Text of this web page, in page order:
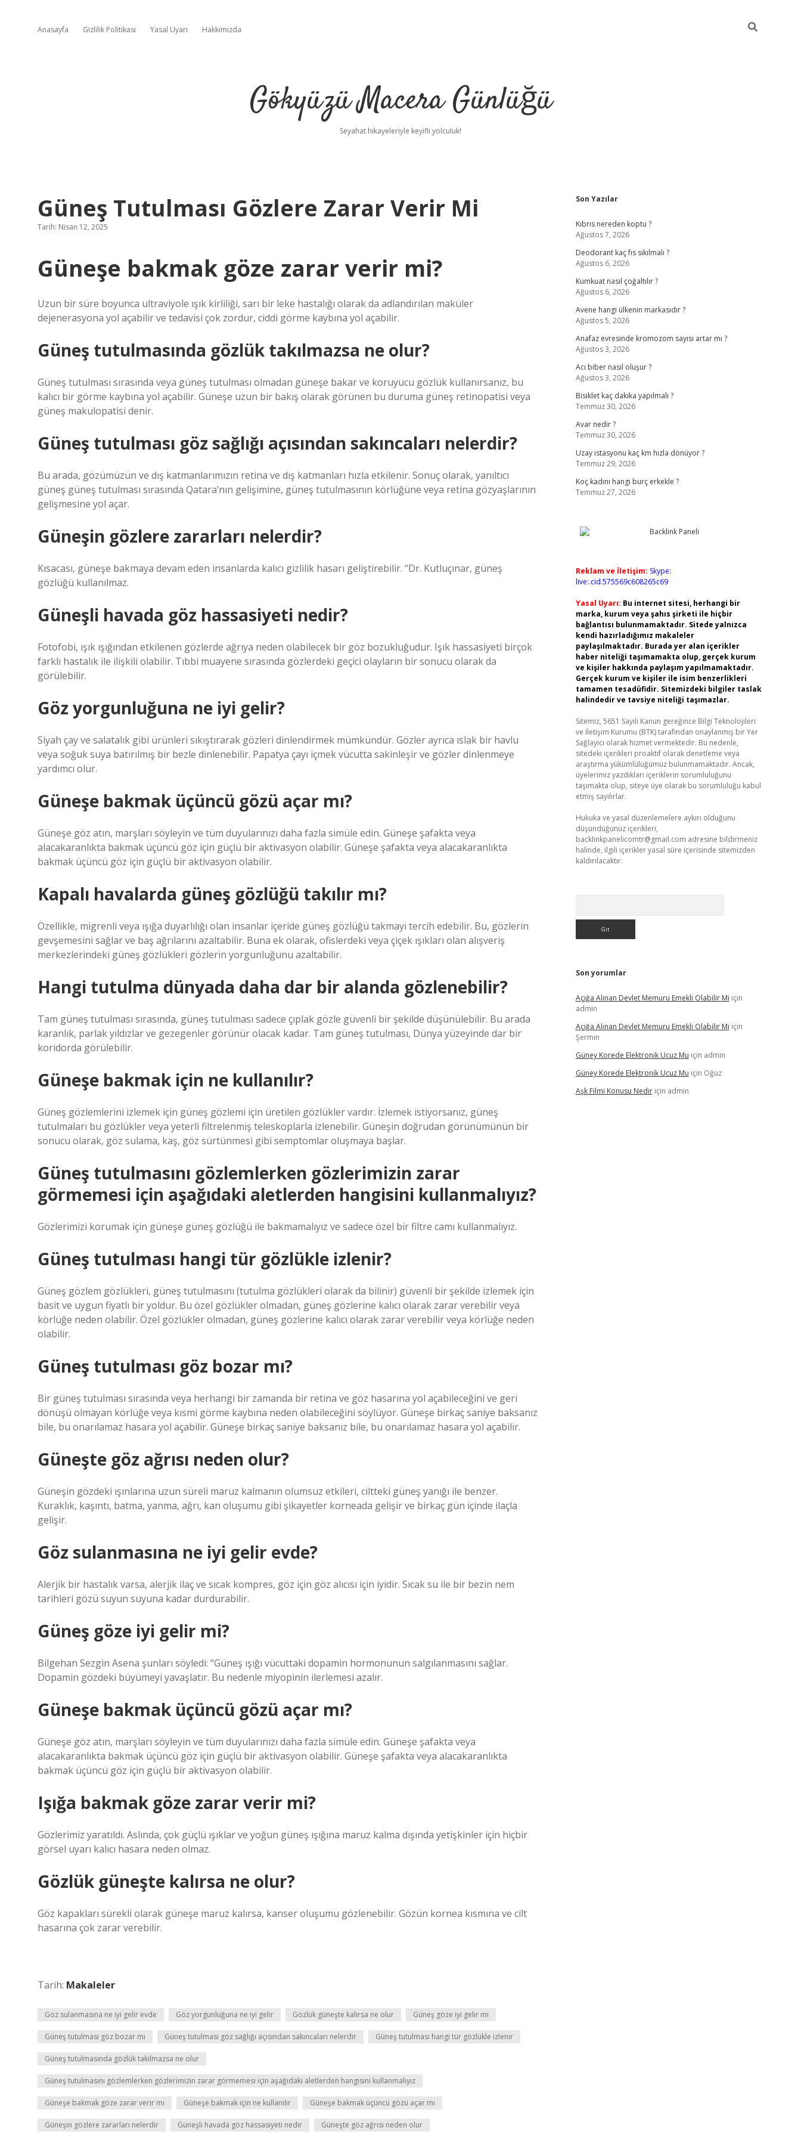
Anasayfa Gizlilik Politikası Yasal Uyarı Hakkımızda
Gökyüzü Macera Günlüğü
Seyahat hikayeleriyle keyifli yolculuk!
Güneş Tutulması Gözlere Zarar Verir Mi
Tarih: Nisan 12, 2025
Güneşe bakmak göze zarar verir mi?
Uzun bir süre boyunca ultraviyole ışık kirliliği, sarı bir leke hastalığı olarak da adlandırılan maküler
dejenerasyona yol açabilir ve tedavisi çok zordur, ciddi görme kaybına yol açabilir.
Güneş tutulmasında gözlük takılmazsa ne olur?
Güneş tutulması sırasında veya güneş tutulması olmadan güneşe bakar ve koruyucu gözlük kullanırsanız, bu
kalıcı bir görme kaybına yol açabilir. Güneşe uzun bir bakış olarak görünen bu duruma güneş retinopatisi veya
güneş makulopatisi denir.
Güneş tutulması göz sağlığı açısından sakıncaları nelerdir?
Bu arada, gözümüzün ve dış katmanlarımızın retina ve dış katmanları hızla etkilenir. Sonuç olarak, yanıltıcı
güneş güneş tutulması sırasında Qatara’nın gelişimine, güneş tutulmasının körlüğüne veya retina gözyaşlarının
gelişmesine yol açar.
Güneşin gözlere zararları nelerdir?
Kısacası, güneşe bakmaya devam eden insanlarda kalıcı gizlilik hasarı geliştirebilir. “Dr. Kutluçınar, güneş
gözlüğü kullanılmaz.
Güneşli havada göz hassasiyeti nedir?
Fotofobi, ışık ışığından etkilenen gözlerde ağrıya neden olabilecek bir göz bozukluğudur. Işık hassasiyeti birçok
farklı hastalık ile ilişkili olabilir. Tıbbi muayene sırasında gözlerdeki geçici olayların bir sonucu olarak da
görülebilir.
Göz yorgunluğuna ne iyi gelir?
Siyah çay ve salatalık gibi ürünleri sıkıştırarak gözleri dinlendirmek mümkündür. Gözler ayrıca ıslak bir havlu
veya soğuk suya batırılmış bir bezle dinlenebilir. Papatya çayı içmek vücutta sakinleşir ve gözler dinlenmeye
yardımcı olur.
Güneşe bakmak üçüncü gözü açar mı?
Güneşe göz atın, marşları söyleyin ve tüm duyularınızı daha fazla simüle edin. Güneşe şafakta veya
alacakaranlıkta bakmak üçüncü göz için güçlü bir aktivasyon olabilir. Güneşe şafakta veya alacakaranlıkta
bakmak üçüncü göz için güçlü bir aktivasyon olabilir.
Kapalı havalarda güneş gözlüğü takılır mı?
Özellikle, migrenli veya ışığa duyarlılığı olan insanlar içeride güneş gözlüğü takmayı tercih edebilir. Bu, gözlerin
gevşemesini sağlar ve baş ağrılarını azaltabilir. Buna ek olarak, ofislerdeki veya çiçek ışıkları olan alışveriş
merkezlerindeki güneş gözlükleri gözlerin yorgunluğunu azaltabilir.
Hangi tutulma dünyada daha dar bir alanda gözlenebilir?
Tam güneş tutulması sırasında, güneş tutulması sadece çıplak gözle güvenli bir şekilde düşünülebilir. Bu arada
karanlık, parlak yıldızlar ve gezegenler görünür olacak kadar. Tam güneş tutulması, Dünya yüzeyinde dar bir
koridorda görülebilir.
Güneşe bakmak için ne kullanılır?
Güneş gözlemlerini izlemek için güneş gözlemi için üretilen gözlükler vardır. İzlemek istiyorsanız, güneş
tutulmaları bu gözlükler veya yeterli filtrelenmiş teleskoplarla izlenebilir. Güneşin doğrudan görünümünün bir
sonucu olarak, göz sulama, kaş, göz sürtünmesi gibi semptomlar oluşmaya başlar.
Güneş tutulmasını gözlemlerken gözlerimizin zarar
görmemesi için aşağıdaki aletlerden hangisini kullanmalıyız?
Gözlerimizi korumak için güneşe güneş gözlüğü ile bakmamalıyız ve sadece özel bir filtre camı kullanmalıyız.
Güneş tutulması hangi tür gözlükle izlenir?
Güneş gözlem gözlükleri, güneş tutulmasını (tutulma gözlükleri olarak da bilinir) güvenli bir şekilde izlemek için
basit ve uygun fiyatlı bir yoldur. Bu özel gözlükler olmadan, güneş gözlerine kalıcı olarak zarar verebilir veya
körlüğe neden olabilir. Özel gözlükler olmadan, güneş gözlerine kalıcı olarak zarar verebilir veya körlüğe neden
olabilir.
Güneş tutulması göz bozar mı?
Bir güneş tutulması sırasında veya herhangi bir zamanda bir retina ve göz hasarına yol açabileceğini ve geri
dönüşü olmayan körlüğe veya kısmi görme kaybına neden olabileceğini söylüyor. Güneşe birkaç saniye baksanız
bile, bu onarılamaz hasara yol açabilir. Güneşe birkaç saniye baksanız bile, bu onarılamaz hasara yol açabilir.
Güneşte göz ağrısı neden olur?
Güneşin gözdeki ışınlarına uzun süreli maruz kalmanın olumsuz etkileri, ciltteki güneş yanığı ile benzer.
Kuraklık, kaşıntı, batma, yanma, ağrı, kan oluşumu gibi şikayetler korneada gelişir ve birkaç gün içinde ilaçla
gelişir.
Göz sulanmasına ne iyi gelir evde?
Alerjik bir hastalık varsa, alerjik ilaç ve sıcak kompres, göz için göz alıcısı için iyidir. Sıcak su ile bir bezin nem
tarihleri ​​gözü suyun suyuna kadar durdurabilir.
Güneş göze iyi gelir mi?
Bilgehan Sezgin Asena şunları söyledi: “Güneş ışığı vücuttaki dopamin hormonunun salgılanmasını sağlar.
Dopamin gözdeki büyümeyi yavaşlatır. Bu nedenle miyopinin ilerlemesi azalır.
Güneşe bakmak üçüncü gözü açar mı?
Güneşe göz atın, marşları söyleyin ve tüm duyularınızı daha fazla simüle edin. Güneşe şafakta veya
alacakaranlıkta bakmak üçüncü göz için güçlü bir aktivasyon olabilir. Güneşe şafakta veya alacakaranlıkta
bakmak üçüncü göz için güçlü bir aktivasyon olabilir.
Işığa bakmak göze zarar verir mi?
Gözlerimiz yaratıldı. Aslında, çok güçlü ışıklar ve yoğun güneş ışığına maruz kalma dışında yetişkinler için hiçbir
görsel uyarı kalıcı hasara neden olmaz.
Gözlük güneşte kalırsa ne olur?
Göz kapakları sürekli olarak güneşe maruz kalırsa, kanser oluşumu gözlenebilir. Gözün kornea kısmına ve cilt
hasarına çok zarar verebilir.
Tarih: Makaleler
Göz sulanmasına ne iyi gelir evde Göz yorgunluğuna ne iyi gelir Gözlük güneşte kalırsa ne olur Güneş göze iyi gelir mi
Güneş tutulması göz bozar mı Güneş tutulması göz sağlığı açısından sakıncaları nelerdir Güneş tutulması hangi tür gözlükle izlenir
Güneş tutulmasında gözlük takılmazsa ne olur
Güneş tutulmasını gözlemlerken gözlerimizin zarar görmemesi için aşağıdaki aletlerden hangisini kullanmalıyız
Güneşe bakmak göze zarar verir mi Güneşe bakmak için ne kullanılır Güneşe bakmak üçüncü gözü açar mı
Güneşin gözlere zararları nelerdir Güneşli havada göz hassasiyeti nedir Güneşte göz ağrısı neden olur
Sidebar
Son Yazılar
Kıbrıs nereden koptu ?
Ağustos 7, 2026
Deodorant kaç fıs sıkılmalı ?
Ağustos 6, 2026
Kumkuat nasıl çoğaltılır ?
Ağustos 6, 2026
Avene hangi ülkenin markasıdır ?
Ağustos 5, 2026
Anafaz evresinde kromozom sayısı artar mı ?
Ağustos 3, 2026
Acı biber nasıl oluşur ?
Ağustos 3, 2026
Bisiklet kaç dakika yapılmalı ?
Temmuz 30, 2026
Avar nedir ?
Temmuz 30, 2026
Uzay istasyonu kaç km hızla dönüyor ?
Temmuz 29, 2026
Koç kadını hangi burç erkekle ?
Temmuz 27, 2026
Reklam ve İletişim: Skype:
live:.cid.575569c608265c69
Yasal Uyarı: Bu internet sitesi, herhangi bir
marka, kurum veya şahıs şirketi ile hiçbir
bağlantısı bulunmamaktadır. Sitede yalnızca
kendi hazırladığımız makaleler
paylaşılmaktadır. Burada yer alan içerikler
haber niteliği taşımamakta olup, gerçek kurum
ve kişiler hakkında paylaşım yapılmamaktadır.
Gerçek kurum ve kişiler ile isim benzerlikleri
tamamen tesadüfidir. Sitemizdeki bilgiler taslak
halindedir ve tavsiye niteliği taşımazlar.
Sitemiz, 5651 Sayılı Kanun gereğince Bilgi Teknolojileri
ve İletişim Kurumu (BTK) tarafından onaylanmış bir Yer
Sağlayıcı olarak hizmet vermektedir. Bu nedenle,
sitedeki içerikleri proaktif olarak denetleme veya
araştırma yükümlülüğümüz bulunmamaktadır. Ancak,
üyelerimiz yazdıkları içeriklerin sorumluluğunu
taşımakta olup, siteye üye olarak bu sorumluluğu kabul
etmiş sayılırlar.
Hukuka ve yasal düzenlemelere aykırı olduğunu
düşündüğünüz içerikleri,
backlinkpanelicomtr@gmail.com adresine bildirmeniz
halinde, ilgili içerikler yasal süre içerisinde sitemizden
kaldırılacaktır.
Son yorumlar
Açığa Alınan Devlet Memuru Emekli Olabilir Mi için
admin
Açığa Alınan Devlet Memuru Emekli Olabilir Mi için
Şermin
Güney Korede Elektronik Ucuz Mu için admin
Güney Korede Elektronik Ucuz Mu için Oğuz
Aşk Filmi Konusu Nediriçin admin
hiltonbet yeni giriş